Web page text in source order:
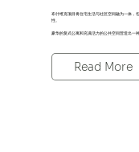
布什维克项目将住宅生活与社区空间融为一体，
性。
豪华的复式公寓和充满活力的公共空间营造出一
Read More